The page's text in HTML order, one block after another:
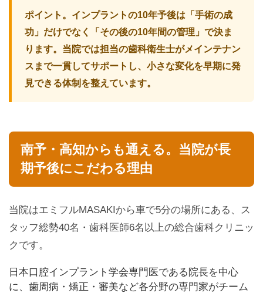
ポイント。インプラントの10年予後は「手術の成
功」だけでなく「その後の10年間の管理」で決ま
ります。当院では担当の歯科衛生士がメインテナン
スまで一貫してサポートし、小さな変化を早期に発
見できる体制を整えています。
南予・高知からも通える。当院が長
期予後にこだわる理由
当院はエミフルMASAKIから車で5分の場所にある、ス
タッフ総勢40名・歯科医師6名以上の総合歯科クリニッ
クです。
日本口腔インプラント学会専門医である院長を中心
に、歯周病・矯正・審美など各分野の専門家がチーム